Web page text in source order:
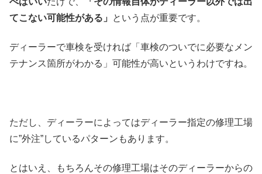
てこない可能性がある」
という点が重要です。
ディーラーで車検を受ければ「車検のついでに必要なメン
テナンス箇所がわかる」可能性が高いというわけですね。
ただし、ディーラーによってはディーラー指定の修理工場
に”外注”しているパターンもあります。
とはいえ、もちろんその修理工場はそのディーラーからの